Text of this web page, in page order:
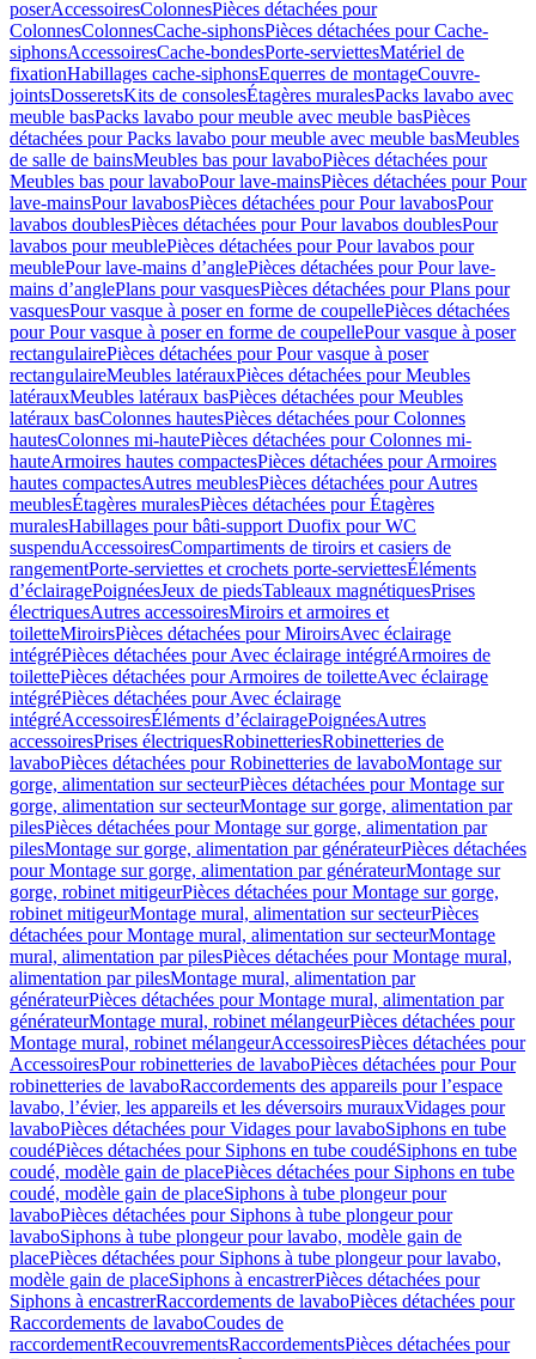
poserAccessoiresColonnesPièces détachées pour
ColonnesColonnesCache-siphonsPièces détachées pour Cache-
siphonsAccessoiresCache-bondesPorte-serviettesMatériel de
fixationHabillages cache-siphonsEquerres de montageCouvre-
jointsDosseretsKits de consolesÉtagères muralesPacks lavabo avec
meuble basPacks lavabo pour meuble avec meuble basPièces
détachées pour Packs lavabo pour meuble avec meuble basMeubles
de salle de bainsMeubles bas pour lavaboPièces détachées pour
Meubles bas pour lavaboPour lave-mainsPièces détachées pour Pour
lave-mainsPour lavabosPièces détachées pour Pour lavabosPour
lavabos doublesPièces détachées pour Pour lavabos doublesPour
lavabos pour meublePièces détachées pour Pour lavabos pour
meublePour lave-mains d’anglePièces détachées pour Pour lave-
mains d’anglePlans pour vasquesPièces détachées pour Plans pour
vasquesPour vasque à poser en forme de coupellePièces détachées
pour Pour vasque à poser en forme de coupellePour vasque à poser
rectangulairePièces détachées pour Pour vasque à poser
rectangulaireMeubles latérauxPièces détachées pour Meubles
latérauxMeubles latéraux basPièces détachées pour Meubles
latéraux basColonnes hautesPièces détachées pour Colonnes
hautesColonnes mi-hautePièces détachées pour Colonnes mi-
hauteArmoires hautes compactesPièces détachées pour Armoires
hautes compactesAutres meublesPièces détachées pour Autres
meublesÉtagères muralesPièces détachées pour Étagères
muralesHabillages pour bâti-support Duofix pour WC
suspenduAccessoiresCompartiments de tiroirs et casiers de
rangementPorte-serviettes et crochets porte-serviettesÉléments
d’éclairagePoignéesJeux de piedsTableaux magnétiquesPrises
électriquesAutres accessoiresMiroirs et armoires et
toiletteMiroirsPièces détachées pour MiroirsAvec éclairage
intégréPièces détachées pour Avec éclairage intégréArmoires de
toilettePièces détachées pour Armoires de toiletteAvec éclairage
intégréPièces détachées pour Avec éclairage
intégréAccessoiresÉléments d’éclairagePoignéesAutres
accessoiresPrises électriquesRobinetteriesRobinetteries de
lavaboPièces détachées pour Robinetteries de lavaboMontage sur
gorge, alimentation sur secteurPièces détachées pour Montage sur
gorge, alimentation sur secteurMontage sur gorge, alimentation par
pilesPièces détachées pour Montage sur gorge, alimentation par
pilesMontage sur gorge, alimentation par générateurPièces détachées
pour Montage sur gorge, alimentation par générateurMontage sur
gorge, robinet mitigeurPièces détachées pour Montage sur gorge,
robinet mitigeurMontage mural, alimentation sur secteurPièces
détachées pour Montage mural, alimentation sur secteurMontage
mural, alimentation par pilesPièces détachées pour Montage mural,
alimentation par pilesMontage mural, alimentation par
générateurPièces détachées pour Montage mural, alimentation par
générateurMontage mural, robinet mélangeurPièces détachées pour
Montage mural, robinet mélangeurAccessoiresPièces détachées pour
AccessoiresPour robinetteries de lavaboPièces détachées pour Pour
robinetteries de lavaboRaccordements des appareils pour l’espace
lavabo, l’évier, les appareils et les déversoirs murauxVidages pour
lavaboPièces détachées pour Vidages pour lavaboSiphons en tube
coudéPièces détachées pour Siphons en tube coudéSiphons en tube
coudé, modèle gain de placePièces détachées pour Siphons en tube
coudé, modèle gain de placeSiphons à tube plongeur pour
lavaboPièces détachées pour Siphons à tube plongeur pour
lavaboSiphons à tube plongeur pour lavabo, modèle gain de
placePièces détachées pour Siphons à tube plongeur pour lavabo,
modèle gain de placeSiphons à encastrerPièces détachées pour
Siphons à encastrerRaccordements de lavaboPièces détachées pour
Raccordements de lavaboCoudes de
raccordementRecouvrementsRaccordementsPièces détachées pour